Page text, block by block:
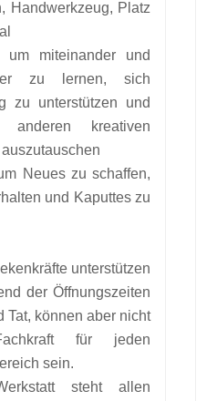
Handwerkzeug, Platz
miteinander und
zu lernen, sich
zu unterstützen und
kreativen
Neues zu schaffen,
und Kaputtes zu
unterstützen
der Öffnungszeiten
Tat, können aber nicht
für jeden
sein.
steht allen